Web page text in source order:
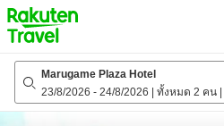
to
top
page
Marugame Plaza Hotel
23/8/2026 - 24/8/2026 ทั้งหมด 2 คน